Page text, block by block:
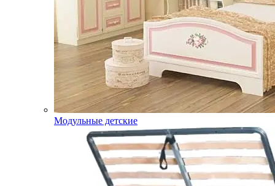
Модульные детские